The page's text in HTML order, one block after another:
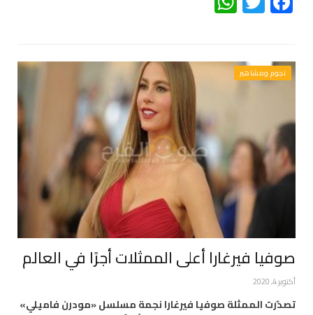
نجوم ومشاهير
صوفيا فيرغارا أعلى الممثلات أجرًا في العالم
أكتوبر 4, 2020
تصدّرت الممثلة صوفيا فيرغارا نجمة مسلسل «مودرن فاميلي»